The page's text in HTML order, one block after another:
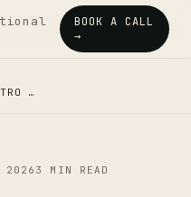
BOOK A CALL
→
…
2026 3 MIN READ